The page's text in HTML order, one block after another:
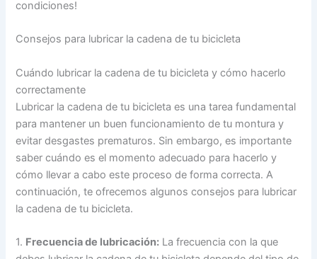
condiciones!
Consejos para lubricar la cadena de tu bicicleta
Cuándo lubricar la cadena de tu bicicleta y cómo hacerlo
correctamente
Lubricar la cadena de tu bicicleta es una tarea fundamental
para mantener un buen funcionamiento de tu montura y
evitar desgastes prematuros. Sin embargo, es importante
saber cuándo es el momento adecuado para hacerlo y
cómo llevar a cabo este proceso de forma correcta. A
continuación, te ofrecemos algunos consejos para lubricar
la cadena de tu bicicleta.
1. Frecuencia de lubricación: La frecuencia con la que